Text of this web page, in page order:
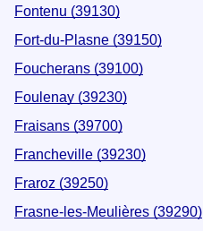
Fontenu (39130)
Fort-du-Plasne (39150)
Foucherans (39100)
Foulenay (39230)
Fraisans (39700)
Francheville (39230)
Fraroz (39250)
Frasne-les-Meulières (39290)